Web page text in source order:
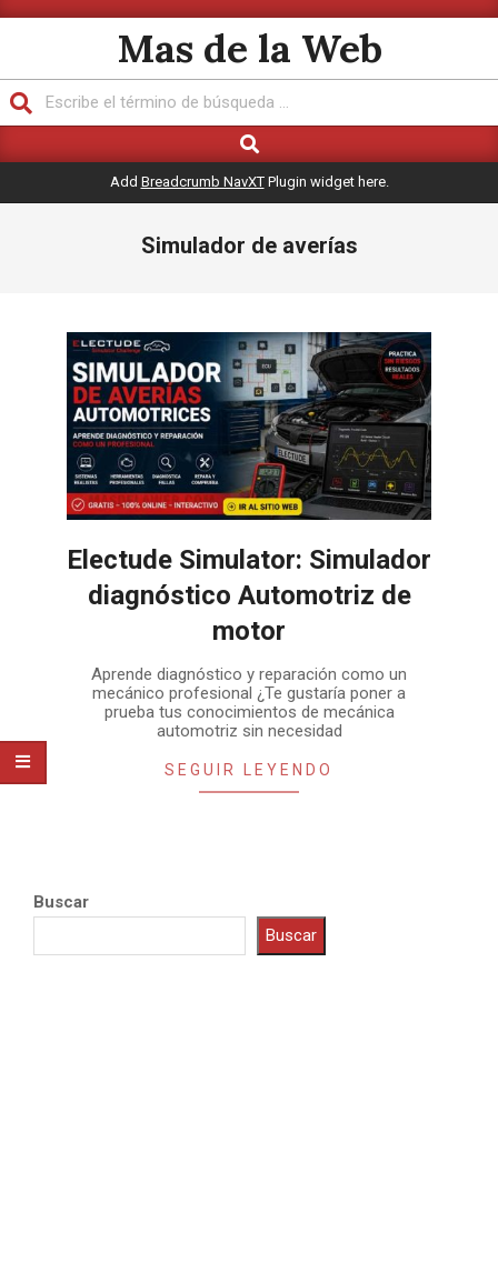
Saltar
Mas de la Web
de
Buscar
Add Breadcrumb NavXTPlugin widget here.
Simulador de averías
Electude Simulator: Simulador
diagnóstico Automotriz de
motor
Aprende diagnóstico y reparación como un
mecánico profesional ¿Te gustaría poner a
prueba tus conocimientos de mecánica
automotriz sin necesidad
SEGUIR LEYENDO
Buscar
Buscar